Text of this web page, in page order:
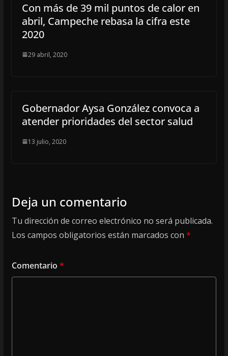
Con más de 39 mil puntos de calor en
abril, Campeche rebasa la cifra este
2020
29 abril, 2020
Gobernador Aysa González convoca a
atender prioridades del sector salud
13 julio, 2020
Deja un comentario
Tu dirección de correo electrónico no será publicada.
Los campos obligatorios están marcados con *
Comentario *